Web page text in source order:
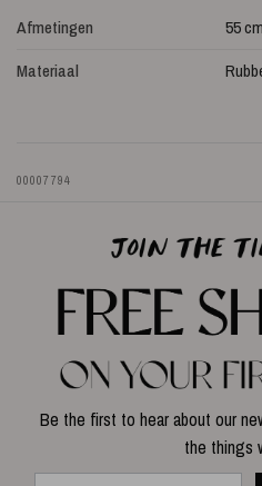
Afmetingen
55
Materiaal
00007794
Be the first to hear about our
the things